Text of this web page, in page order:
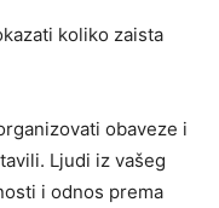
koliko zaista
obaveze i
Ljudi iz vašeg
i odnos prema